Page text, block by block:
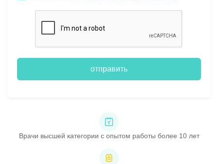
Врачи высшей категории с опытом работы более 10 лет
отправить